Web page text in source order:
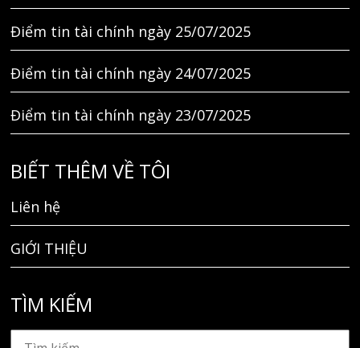
Điểm tin tài chính ngày 25/07/2025
Điểm tin tài chính ngày 24/07/2025
Điểm tin tài chính ngày 23/07/2025
BIẾT THÊM VỀ TÔI
Liên hệ
GIỚI THIỆU
TÌM KIẾM